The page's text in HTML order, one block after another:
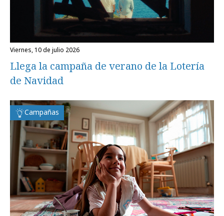
viernes, 10 de julio 2026
Llega la campaña de verano de la Lotería
de Navidad
Campañas